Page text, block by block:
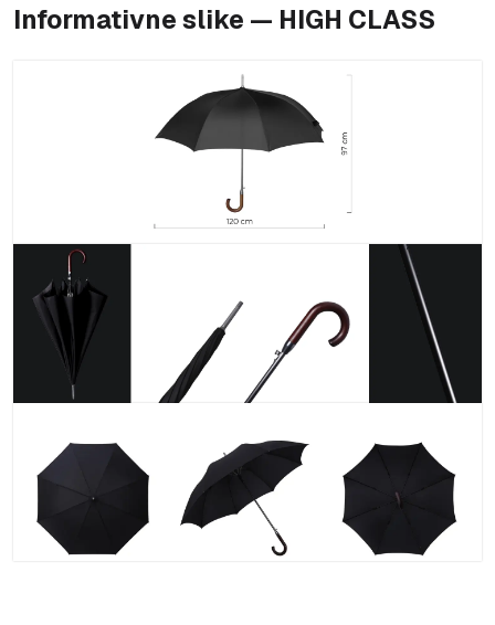
Informativne slike — HIGH CLASS